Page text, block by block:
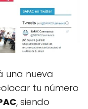
una nueva
tu número
, siendo